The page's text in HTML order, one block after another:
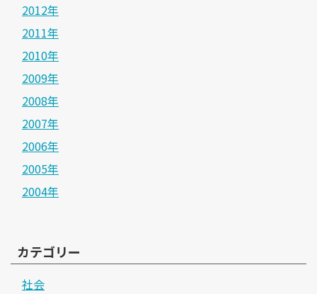
2012年
2011年
2010年
2009年
2008年
2007年
2006年
2005年
2004年
カテゴリー
社会